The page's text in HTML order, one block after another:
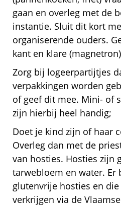
gaan en overleg met de
instantie. Sluit dit kort
organiserende ouders.
kant en klare
Zorg bij logeerpartijtjes
verpakkingen worden
of geef dit mee. Mini- of
zijn hierbij heel handig;
Doet je kind zijn of haar
Overleg dan met de
van hosties. Hosties zijn
tarwebloem en water. Er
glutenvrije hosties en
verkrijgen via de